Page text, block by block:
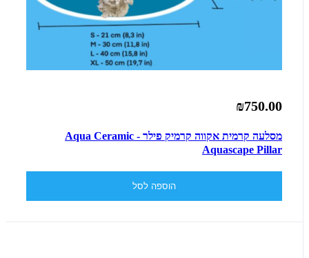
₪750.00
מסלעה קרמית אקווה קרמיק פילר - Aqua Ceramic
Aquascape Pillar
הוספה לסל